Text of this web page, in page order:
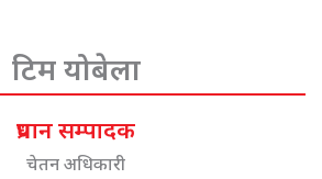
टिम योबेला
प्रधान सम्पादक
चेतन अधिकारी